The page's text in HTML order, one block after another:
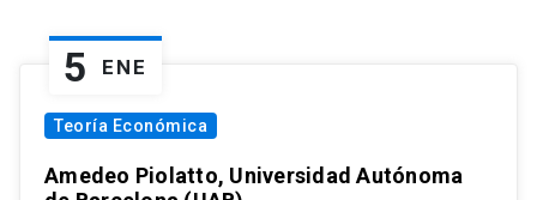
5 ENE
Teoría Económica
Amedeo Piolatto, Universidad Autónoma